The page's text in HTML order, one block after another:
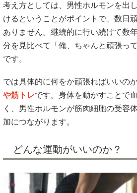
考え方としては、男性ホルモンを出
けるということがポイントで、数日
ありません。継続的に行い続けて数
分を見比べて「俺、ちゃんと頑張っ
です。
では具体的に何をか頑張ればいいの
や筋トレです。身体を動かすことで
く、男性ホルモンが筋肉細胞の受容
加につながります。
どんな運動がいいのか？